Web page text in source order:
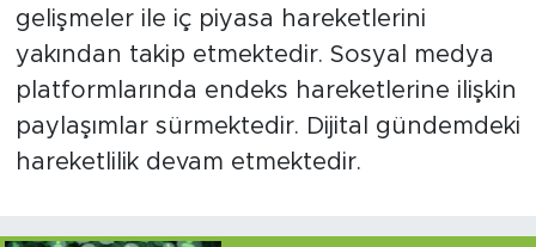
gelişmeler ile iç piyasa hareketlerini
yakından takip etmektedir. Sosyal medya
platformlarında endeks hareketlerine ilişkin
paylaşımlar sürmektedir. Dijital gündemdeki
hareketlilik devam etmektedir.